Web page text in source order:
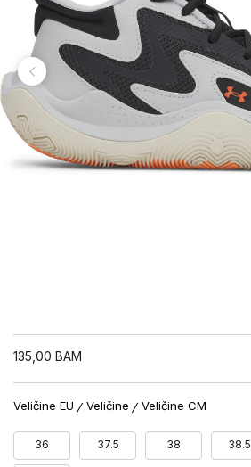
135,00 BAM
Veličine EU Veličine Veličine CM
36 37.5 38 38.5